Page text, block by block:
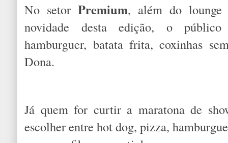
No setorPremium, além do lounge
novidade desta edição, o público
hamburguer, batata frita, coxinhas
Dona.
Já quem for curtir a maratona de
escolher entre hot dog, pizza,